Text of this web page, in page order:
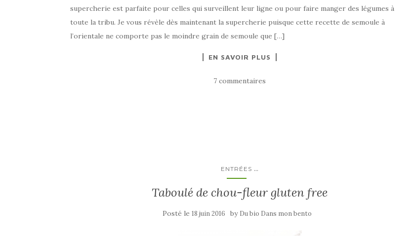
supercherie est parfaite pour celles qui surveillent leur ligne ou pour faire manger des légumes à
toute la tribu. Je vous révèle dès maintenant la supercherie puisque cette recette de semoule à
l’orientale ne comporte pas le moindre grain de semoule que […]
EN SAVOIR PLUS
7 commentaires
ENTRÉES ...
Taboulé de chou-fleur gluten free
Posté le18 juin 2016 by Du bio Dans mon bento